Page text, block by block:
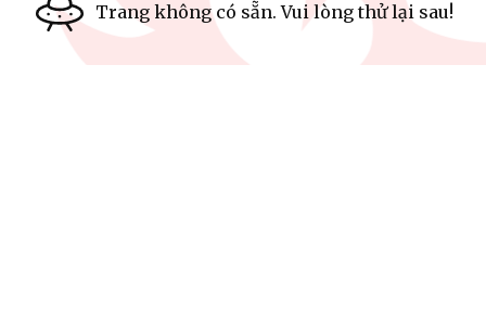
Trang không có sẵn. Vui lòng thử lại sau!